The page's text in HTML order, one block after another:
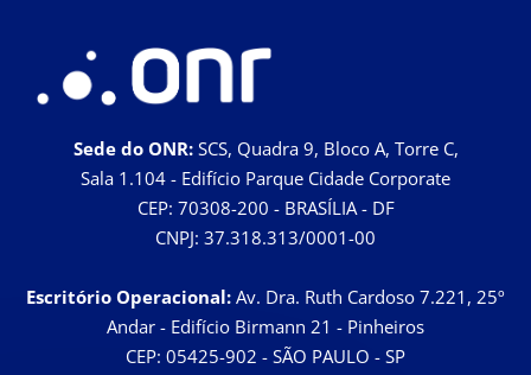
Sede do ONR:SCS, Quadra 9, Bloco A, Torre C,
Sala 1.104 - Edifício Parque Cidade Corporate
CEP: 70308-200 - BRASÍLIA - DF
CNPJ: 37.318.313/0001-00
Escritório Operacional: Av. Dra. Ruth Cardoso 7.221, 25º
Andar - Edifício Birmann 21 - Pinheiros
CEP: 05425-902 - SÃO PAULO - SP